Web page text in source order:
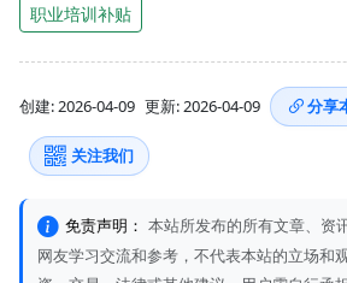
职业培训补贴
创建: 2026-04-09 更新: 2026-04-09 分享
关注我们
免责声明： 本站所发布的所有文章、资
网友学习交流和参考，不代表本站的立场和